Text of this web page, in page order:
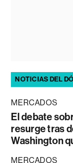
NOTICIAS DEL
MERCADOS
El debate
resurge tras
Washington
MERCADOS